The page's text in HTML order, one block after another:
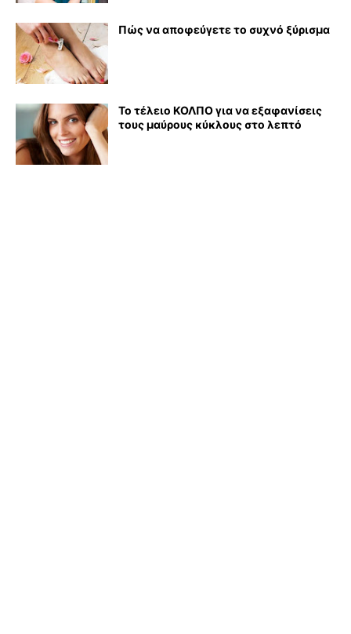
Πώς να αποφεύγετε το συχνό ξύρισμα
Το τέλειο ΚΟΛΠΟ για να εξαφανίσεις
τους μαύρους κύκλους στο λεπτό